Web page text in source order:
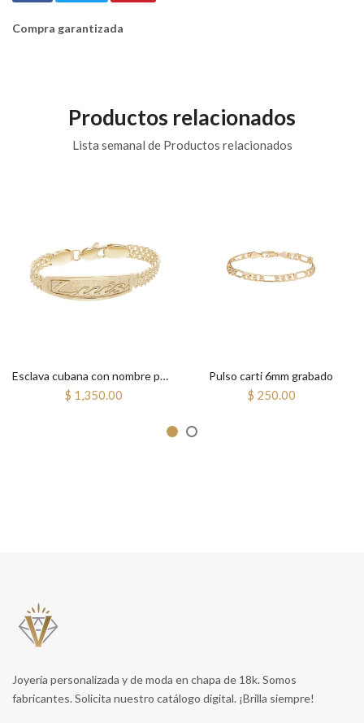
Compra garantizada
Productos relacionados
Lista semanal de Productos relacionados
Esclava cubana con nombre personalizada 5mm
$ 1,350.00
Pulso carti 6mm grabado
$ 250.00
Joyería personalizada y de moda en chapa de 18k. Somos
fabricantes. Solicita nuestro catálogo digital. ¡Brilla siempre!